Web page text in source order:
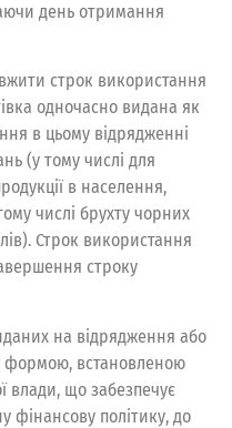
день отримання
строк використання
одночасно видана як
в цьому відрядженні
(у тому числі для
в населення,
числі брухту чорних
Строк використання
строку
на відрядження або
формою, встановленою
влади, що забезпечує
фінансову політику, до